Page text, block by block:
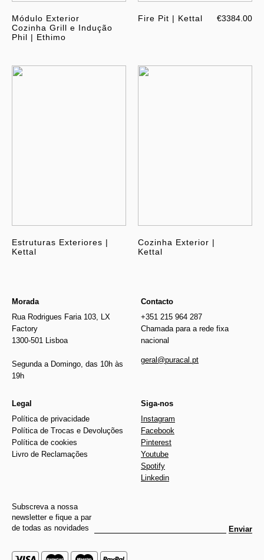
Módulo Exterior
Cozinha Grill e Indução
Phil | Ethimo
Fire Pit | Kettal €3384.00
Estruturas Exteriores |
Kettal
Cozinha Exterior |
Kettal
Morada
Rua Rodrigues Faria 103, LX
Factory
1300-501 Lisboa
Segunda a Domingo, das 10h às
19h
Contacto
+351 215 964 287
Chamada para a rede fixa
nacional
geral@puracal.pt
Legal
Política de privacidade
Política de Trocas e Devoluções
Política de cookies
Livro de Reclamações
Siga-nos
Instagram
Facebook
Pinterest
Youtube
Spotify
Linkedin
Subscreva a nossa
newsletter e fique a par
de todas as novidades
Enviar